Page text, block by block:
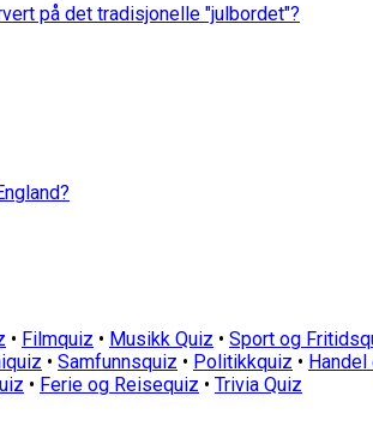
på det tradisjonelle "julbordet"?
• Filmquiz • Musikk Quiz • Sport og
• Samfunnsquiz • Politikkquiz •
• Ferie og Reisequiz • Trivia Quiz